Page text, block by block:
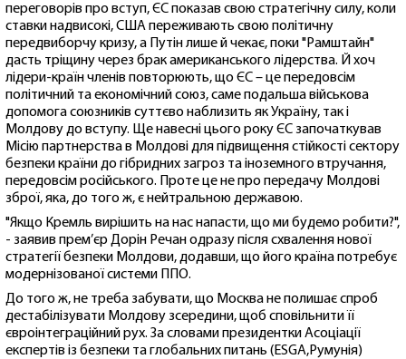
переговорів про вступ, ЄС показав свою стратегічну силу, коли
ставки надвисокі, США переживають свою політичну
передвиборчу кризу, а Путін лише й чекає, поки "Рамштайн"
дасть тріщину через брак американського лідерства. Й хоч
лідери-країн членів повторюють, що ЄС – це передовсім
політичний та економічний союз, саме подальша військова
допомога союзників суттєво наблизить як Україну, так і
Молдову до вступу. Ще навесні цього року ЄС започаткував
Місію партнерства в Молдові для підвищення стійкості сектору
безпеки країни до гібридних загроз та іноземного втручання,
передовсім російського. Проте це не про передачу Молдові
зброї, яка, до того ж, є нейтральною державою.
"Якщо Кремль вирішить на нас напасти, що ми будемо робити?",
- заявив прем’єр Дорін Речан одразу після схвалення нової
стратегії безпеки Молдови, додавши, що його країна потребує
модернізованої системи ППО.
До того ж, не треба забувати, що Москва не полишає спроб
дестабілізувати Молдову зсередини, щоб сповільнити її
євроінтеграційний рух. За словами президентки Асоціації
експертів із безпеки та глобальних питань (ESGA,Румунія)